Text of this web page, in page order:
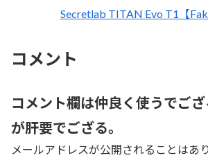
Secretlab TITAN Evo T1【
コメント
コメント欄は仲良く使うでご
が肝要でござる。
メールアドレスが公開されることはあ